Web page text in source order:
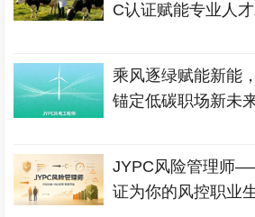
C认证赋能专业人
乘风逐绿赋能新能
锚定低碳职场新未
JYPC风险管理师
证为你的风控职业